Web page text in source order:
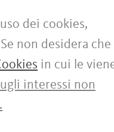
dei cookies,
non desidera che
in cui le
interessi non